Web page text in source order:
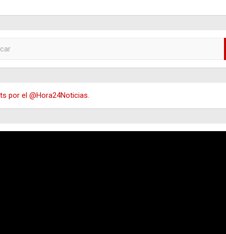
por el @Hora24Noticias.